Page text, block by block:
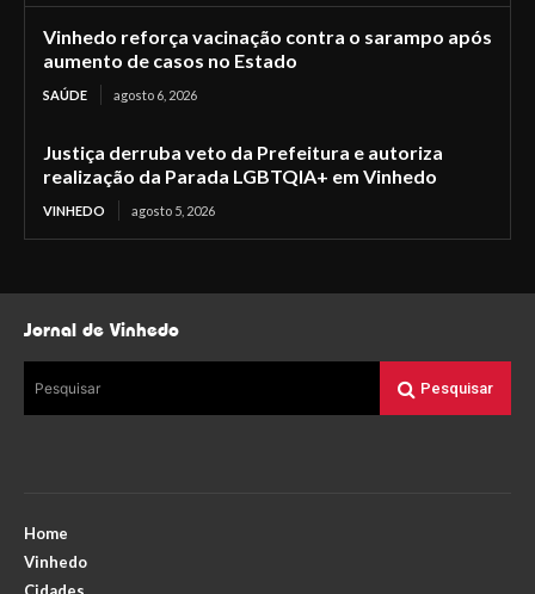
Vinhedo reforça vacinação contra o sarampo após
aumento de casos no Estado
SAÚDE agosto 6, 2026
Justiça derruba veto da Prefeitura e autoriza
realização da Parada LGBTQIA+ em Vinhedo
VINHEDO agosto 5, 2026
Jornal de Vinhedo
Pesquisar Pesquisar
Home
Vinhedo
Cidades